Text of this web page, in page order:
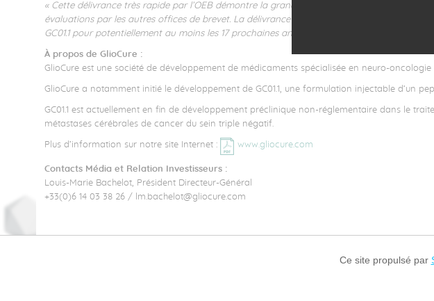
« Cette délivrance très rapide par l’OEB démontre la grande qualité du travail de
évaluations par les autres offices de brevet. La délivrance de ce brevet est par ailleurs un
GC01.1 pour potentiellement au moins les 17 prochaines années. »
À propos de GlioCure :
GlioCure est une société de développement de médicaments spécialisée en neuro-
GlioCure a notamment initié le développement de GC01.1, une formulation injectable d’un
GC01.1 est actuellement en fin de développement préclinique non-réglementaire dans le
métastases cérébrales de cancer du sein triple négatif.
Plus d’information sur notre site Internet : www.gliocure.com
Contacts Média et Relation Investisseurs :
Louis-Marie Bachelot, Président Directeur-Général
+33(0)6 14 03 38 26 / lm.bachelot@gliocure.com
Ce site propulsé par